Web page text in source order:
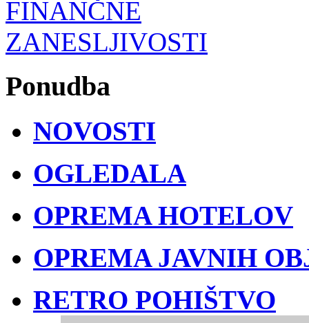
Ponudba
NOVOSTI
OGLEDALA
OPREMA HOTELOV
OPREMA JAVNIH
RETRO POHIŠTVO